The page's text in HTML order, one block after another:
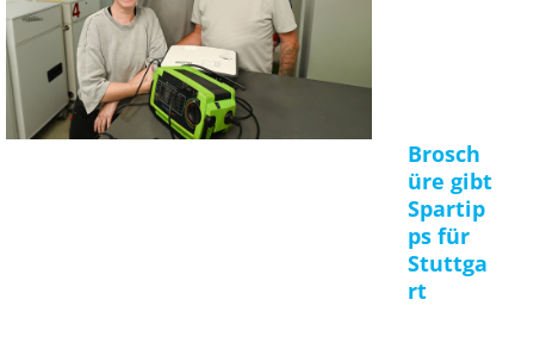
Brosch
üre gibt
Spartip
ps für
Stuttga
rt